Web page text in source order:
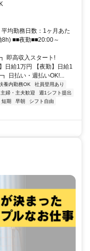
均勤務日数：1ヶ月あた
■■夜勤■■20:00～
収入スタート!
万円 【夜勤】日給1
い・週払いOK!...
養内勤務OK
社員登用あり
主婦・主夫歓迎
週1シフト提出
短期 早朝
シフト自由